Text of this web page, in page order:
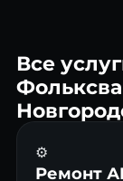
Нижнем
Все
⚙️
Ремонт